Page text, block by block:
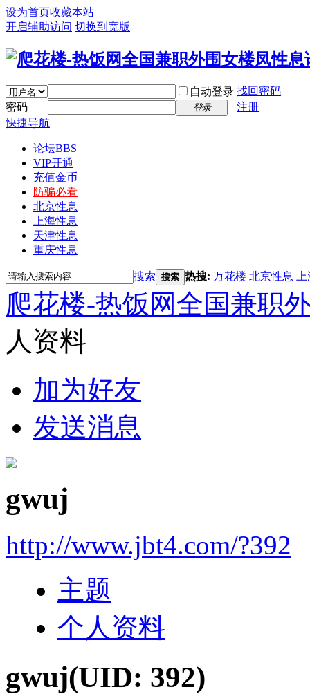
设为首页收藏本站
开启辅助访问 切换到宽版
自动登录 找回密码
密码
登录
注册
快捷导航
论坛BBS
VIP开通
充值金币
防骗必看
北京性息
上海性息
天津性息
重庆性息
搜索 搜索 热搜: 万花楼 北京性息
爬花楼-热饭网全国兼职
人资料
加为好友
发送消息
gwuj
http://www.jbt4.com/?392
主题
个人资料
gwuj(UID: 392)